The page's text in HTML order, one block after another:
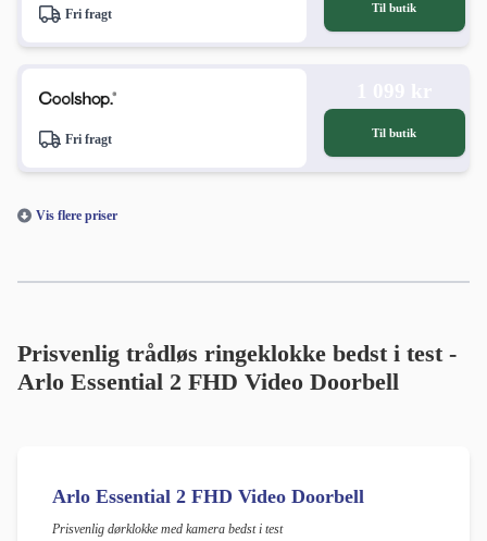
Fri fragt Til butik
Fri fragt Til butik
Vis flere priser
Prisvenlig trådløs ringeklokke bedst i test -
Arlo Essential 2 FHD Video Doorbell
Arlo Essential 2 FHD Video Doorbell
Prisvenlig dørklokke med kamera bedst i test